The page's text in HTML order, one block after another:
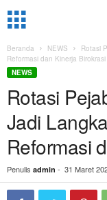
Beranda NEWS
Rotasi
Reformasi dan Kinerja Birokrasi
NEWS
Rotasi
Jadi
Reformasi
Penulis admin - 31 Maret